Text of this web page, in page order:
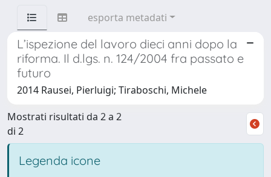
esporta metadati
L’ispezione del lavoro dieci anni dopo la
riforma. Il d.lgs. n. 124/2004 fra passato e
futuro
2014 Rausei, Pierluigi; Tiraboschi, Michele
Mostrati risultati da 2 a 2
di 2
Legenda icone